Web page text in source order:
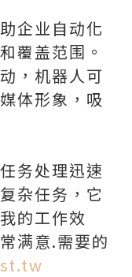
企业自动化
覆盖范围。
，机器人可
体形象，吸
务处理迅速
杂任务，它
的工作效
满意.需要的